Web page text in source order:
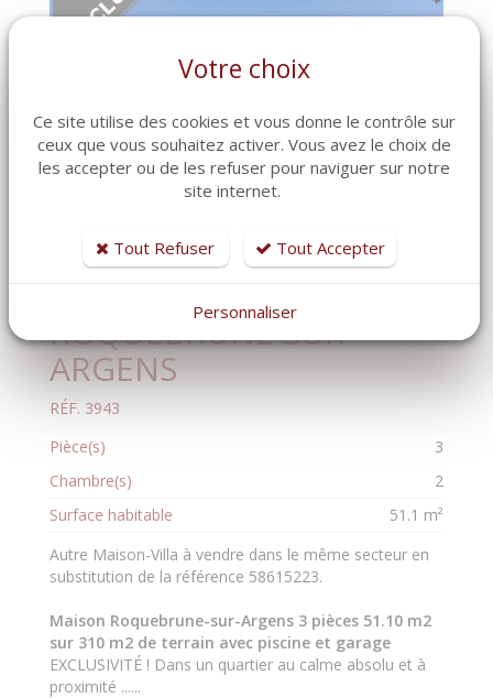
Maison-Villa
ROQUEBRUNE SUR
ARGENS
RÉF. 3943
Pièce(s)
3
Chambre(s)
2
Surface habitable
51.1 m²
Autre Maison-Villa à vendre dans le même secteur en
substitution de la référence 58615223.
Maison Roquebrune-sur-Argens 3 pièces 51.10 m2
sur 310 m2 de terrain avec piscine et garage
EXCLUSIVITÉ ! Dans un quartier au calme absolu et à
proximité ......
Votre choix
Ce site utilise des cookies et vous donne le contrôle sur
ceux que vous souhaitez activer. Vous avez le choix de
les accepter ou de les refuser pour naviguer sur notre
site internet.
Tout Refuser Tout Accepter
Personnaliser